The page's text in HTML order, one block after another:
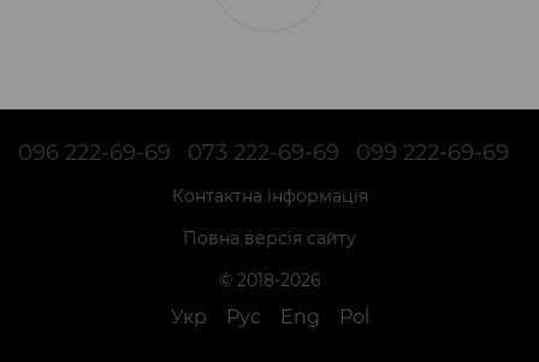
096 222-69-69 073 222-69-69 099 222-69-69
Контактна інформація
Повна версія сайту
© 2018-2026
Укр Рус Eng Pol